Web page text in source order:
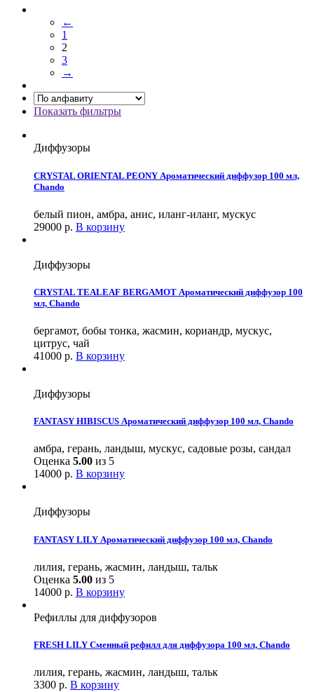
←
1
2
3
→
Показать фильтры
Диффузоры
CRYSTAL ORIENTAL PEONY Ароматический диффузор 100 мл,
Chando
белый пион, амбра, анис, иланг-иланг, мускус
29000 р. В корзину
Диффузоры
CRYSTAL TEALEAF BERGAMOT Ароматический диффузор 100
мл, Chando
бергамот, бобы тонка, жасмин, кориандр, мускус,
цитрус, чай
41000 р. В корзину
Диффузоры
FANTASY HIBISCUS Ароматический диффузор 100 мл, Chando
амбра, герань, ландыш, мускус, садовые розы, сандал
Оценка 5.00 из 5
14000 р. В корзину
Диффузоры
FANTASY LILY Ароматический диффузор 100 мл, Chando
лилия, герань, жасмин, ландыш, тальк
Оценка 5.00 из 5
14000 р. В корзину
Рефиллы для диффузоров
FRESH LILY Сменный рефилл для диффузора 100 мл, Chando
лилия, герань, жасмин, ландыш, тальк
3300 р. В корзину